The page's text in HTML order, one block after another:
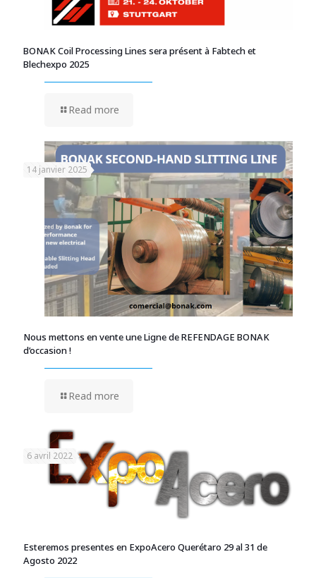
BONAK Coil Processing Lines sera présent à Fabtech et
Blechexpo 2025
Read more
14 janvier 2025
Nous mettons en vente une Ligne de REFENDAGE BONAK
d’occasion !
Read more
6 avril 2022
Esteremos presentes en ExpoAcero Querétaro 29 al 31 de
Agosto 2022